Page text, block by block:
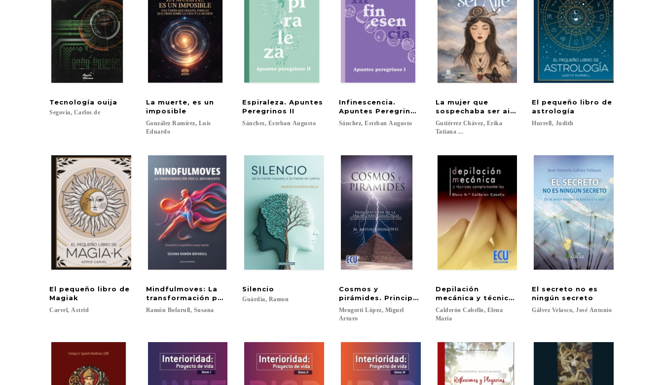
Tecnología ouija
Segovia, Carlos de
La muerte, es un
imposible
González Ramírez, Luis
Eduardo
Espiraleza. Apuntes
Peregrinos II
Sánchez, Esteban Augusto
Infinescencia.
Apuntes Peregrinos I
Sánchez, Esteban Augusto
La mujer que
sospechaba ser aire
Gutiérrez Chávez, Erika
Tatiana ...
El pequeño libro de
astrología
Hurrell, Judith
El pequeño libro de
Magiak
Carvel, Astrid
Mindfulmoves: La
transformación por el movimiento
Ramón Bofarull, Susana
Silencio
Guàrdia, Ramon
Cosmos y
pirámides. Principio y fin de la era del rayo galáctico
Mengotti López, Miguel
Arturo
Depilación
mecánica y técnicas complementarias
Calderón Cabello, Elena
María
El secreto no es
ningún secreto
Gálvez Velasco, José Antonio